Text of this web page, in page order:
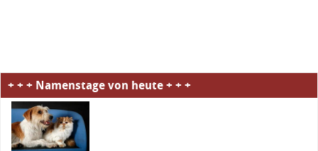
+ + + Namenstage von heute + + +